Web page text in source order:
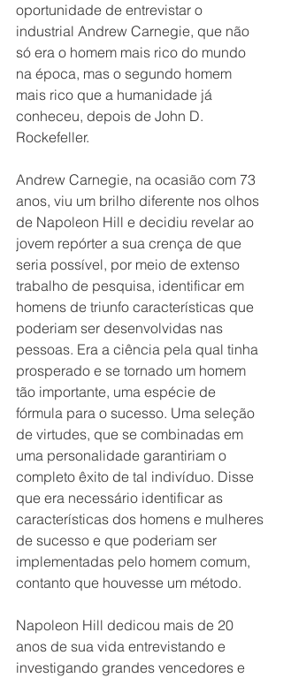
oportunidade de entrevistar o
industrial Andrew Carnegie, que não
só era o homem mais rico do mundo
na época, mas o segundo homem
mais rico que a humanidade já
conheceu, depois de John D.
Rockefeller.
Andrew Carnegie, na ocasião com 73
anos, viu um brilho diferente nos olhos
de Napoleon Hill e decidiu revelar ao
jovem repórter a sua crença de que
seria possível, por meio de extenso
trabalho de pesquisa, identificar em
homens de triunfo características que
poderiam ser desenvolvidas nas
pessoas. Era a ciência pela qual tinha
prosperado e se tornado um homem
tão importante, uma espécie de
fórmula para o sucesso. Uma seleção
de virtudes, que se combinadas em
uma personalidade garantiriam o
completo êxito de tal indivíduo. Disse
que era necessário identificar as
características dos homens e mulheres
de sucesso e que poderiam ser
implementadas pelo homem comum,
contanto que houvesse um método.
Napoleon Hill dedicou mais de 20
anos de sua vida entrevistando e
investigando grandes vencedores e